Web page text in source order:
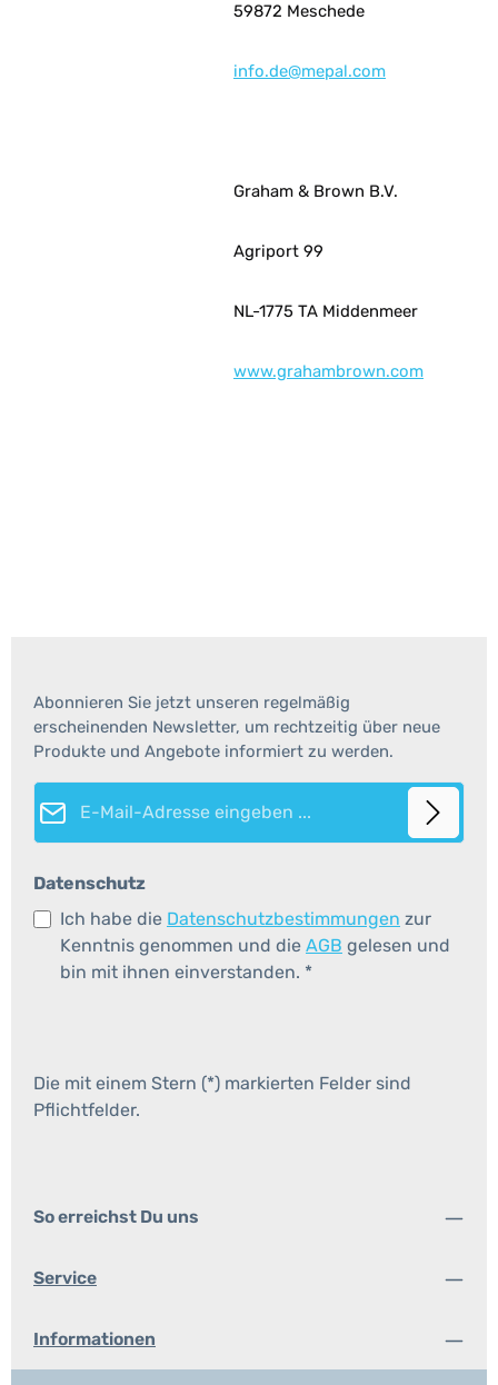
59872 Meschede
info.de@mepal.com
Graham & Brown B.V.
Agriport 99
NL-1775 TA Middenmeer
www.grahambrown.com
Abonnieren Sie jetzt unseren regelmäßig
erscheinenden Newsletter, um rechtzeitig über neue
Produkte und Angebote informiert zu werden.
E-Mail-Adresse*
Datenschutz
Ich habe die Datenschutzbestimmungen zur
Kenntnis genommen und die AGB gelesen und
bin mit ihnen einverstanden. *
Die mit einem Stern (*) markierten Felder sind
Pflichtfelder.
So erreichst Du uns
Service
Informationen